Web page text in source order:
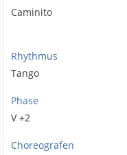
Caminito
Rhythmus
Tango
Phase
V +2
Choreografen